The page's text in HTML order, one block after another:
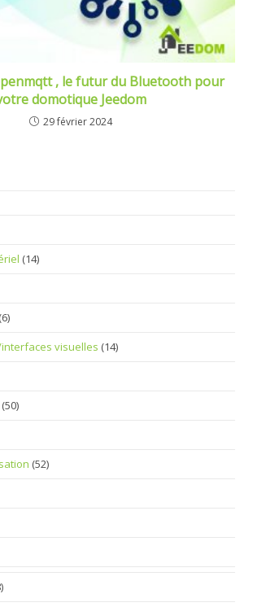
, le futur du Bluetooth pour
domotique Jeedom
29 février 2024
(14)
(6)
visuelles (14)
(50)
(52)